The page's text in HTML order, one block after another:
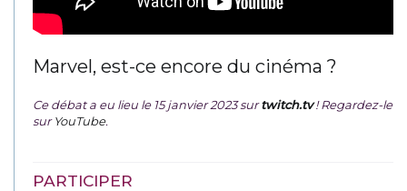
Marvel, est-ce encore du cinéma ?
Ce débat a eu lieu le 15 janvier 2023 surtwitch.tv ! Regardez-le
surYouTube.
PARTICIPER